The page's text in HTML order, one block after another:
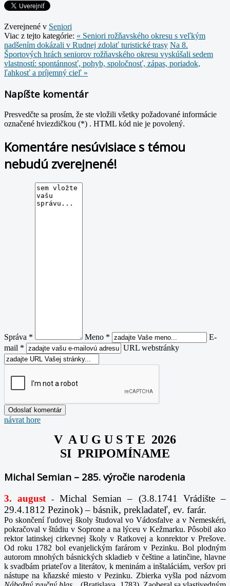
Zverejnené v Seniori
Viac z tejto kategórie: « Seniori rožňavského okresu s veľkým
nadšením dokázali v Rudnej zdolať turistické trasy Na 8.
Športových hrách seniorov rožňavského okresu vyskúšali sedem
vlastností: spontánnosť, pohyb, spoločnosť, zápas, poriadok,
ľahkosť a príjemný cieľ »
Napíšte komentár
Presvedčte sa prosím, že ste vložili všetky požadované informácie
označené hviezdičkou (*) . HTML kód nie je povolený.
Komentáre nesúvisiace s témou
nebudú zverejnené!
Správa * Meno *
E-
mail *
URL webstránky
návrat hore
V A U G U S T E 2026
SI PRIPOMÍNAME
Michal Semian – 285. výročie narodenia
3. august -Michal Semian – (3.8.1741 Vrádište –
29.4.1812 Pezinok) – básnik, prekladateľ, ev. farár.
Po skončení ľudovej školy študoval vo Vádosfalve a v Nemeskéri,
pokračoval v štúdiu v Soprone a na lýceu v Kežmarku. Pôsobil ako
rektor latinskej cirkevnej školy v Ratkovej a konrektor v Prešove.
Od roku 1782 bol evanjelickým farárom v Pezinku. Bol plodným
autorom mnohých básnických skladieb v češtine a latinčine, hlavne
k svadbám priateľov a literátov, k meninám a inštaláciám, veršov pri
nástupe na kňazské miesto v Pezinku. Zbierka vyšla pod názvom